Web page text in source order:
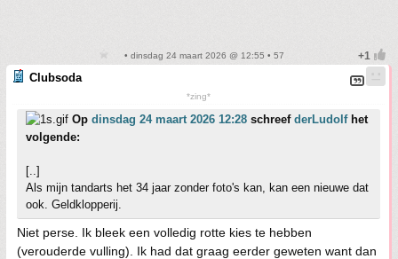
• dinsdag 24 maart 2026 @ 12:55 • 57
Clubsoda
*zing*
Op dinsdag 24 maart 2026 12:28 schreef derLudolfhet
volgende:
[..]
Als mijn tandarts het 34 jaar zonder foto's kan, kan een nieuwe dat
ook. Geldklopperij.
Niet perse. Ik bleek een volledig rotte kies te hebben
(verouderde vulling). Ik had dat graag eerder geweten want dan